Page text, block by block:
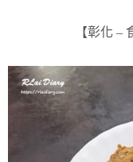
【彰化 –